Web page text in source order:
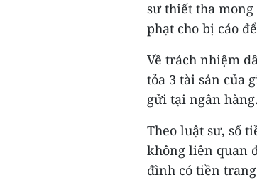
sư thiết tha
phạt cho bị cáo
Về trách nhiệm
tỏa 3 tài sản của
gửi tại ngân hàng.
Theo luật sư, số
không liên quan
đình có tiền